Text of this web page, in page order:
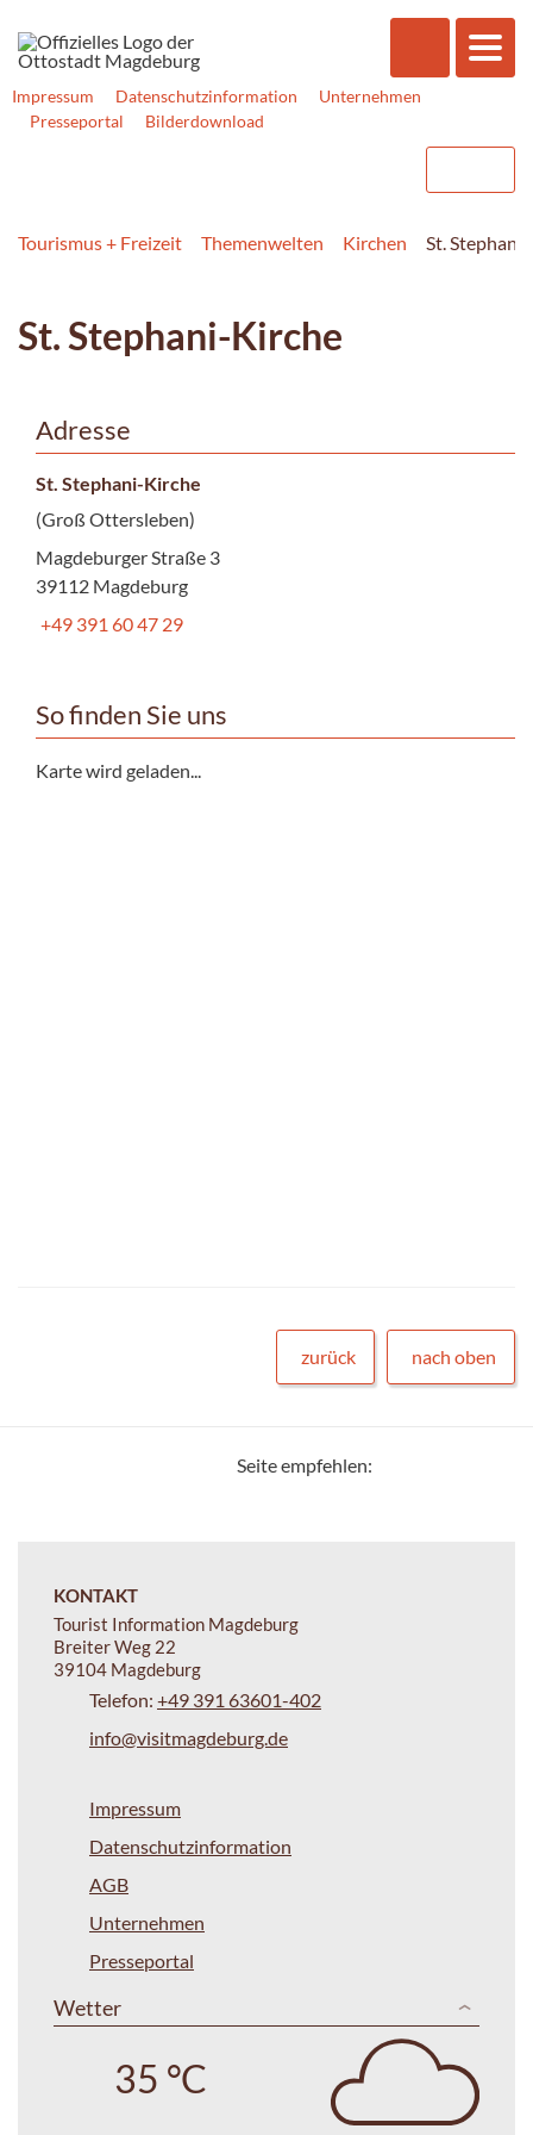
Impressum Datenschutzinformation
Unternehmen
Presseportal
Bilderdownload
Tourismus + Freizeit Themenwelten Kirchen St.
St. Stephani-Kirche
Adresse
St. Stephani-Kirche
(Groß Ottersleben)
Magdeburger Straße 3
39112 Magdeburg
+49 391 60 47 29
So finden Sie uns
Karte wird geladen...
zurück nach oben
Seite empfehlen:
KONTAKT
Tourist Information Magdeburg
Breiter Weg 22
39104 Magdeburg
Telefon: +49 391 63601-402
info@visitmagdeburg.de
Impressum
Datenschutzinformation
AGB
Unternehmen
Presseportal
Wetter
35 °C